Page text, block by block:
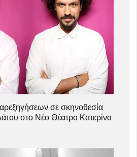
σε σκηνοθεσία
στο Νέο Θέατρο Κατερίνα